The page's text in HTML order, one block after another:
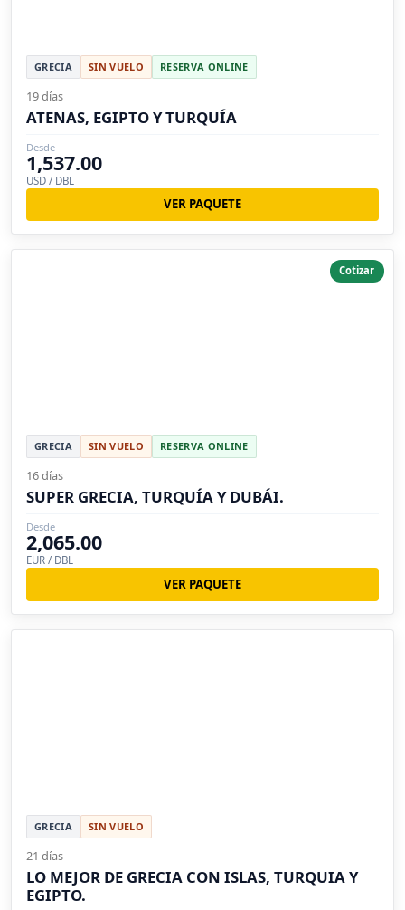
GRECIA SIN VUELO RESERVA ONLINE
19 días
ATENAS, EGIPTO Y TURQUÍA
Desde
1,537.00
USD / DBL
VER PAQUETE
Cotizar
GRECIA SIN VUELO RESERVA ONLINE
16 días
SUPER GRECIA, TURQUÍA Y DUBÁI.
Desde
2,065.00
EUR / DBL
VER PAQUETE
GRECIA SIN VUELO
21 días
LO MEJOR DE GRECIA CON ISLAS, TURQUIA Y
EGIPTO.